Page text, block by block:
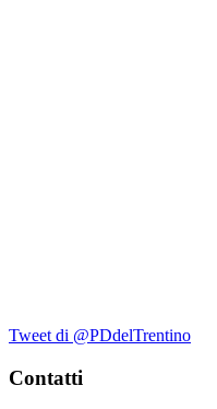
Tweet di @PDdelTrentino
Contatti